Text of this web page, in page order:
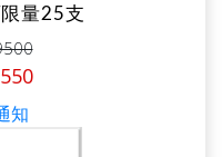
量25支
知